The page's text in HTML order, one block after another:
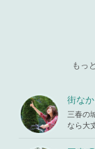
parts/picu
p.phpon li
ne19
iharukoma.
com/public
_html/wp-c
ontent/the
mes/mihar
ttempt to re
ad property
"ID" on null
in/home/x
もっ
街な
三春の
なら大